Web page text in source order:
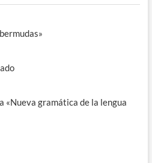
«Nueva gramática de la lengua